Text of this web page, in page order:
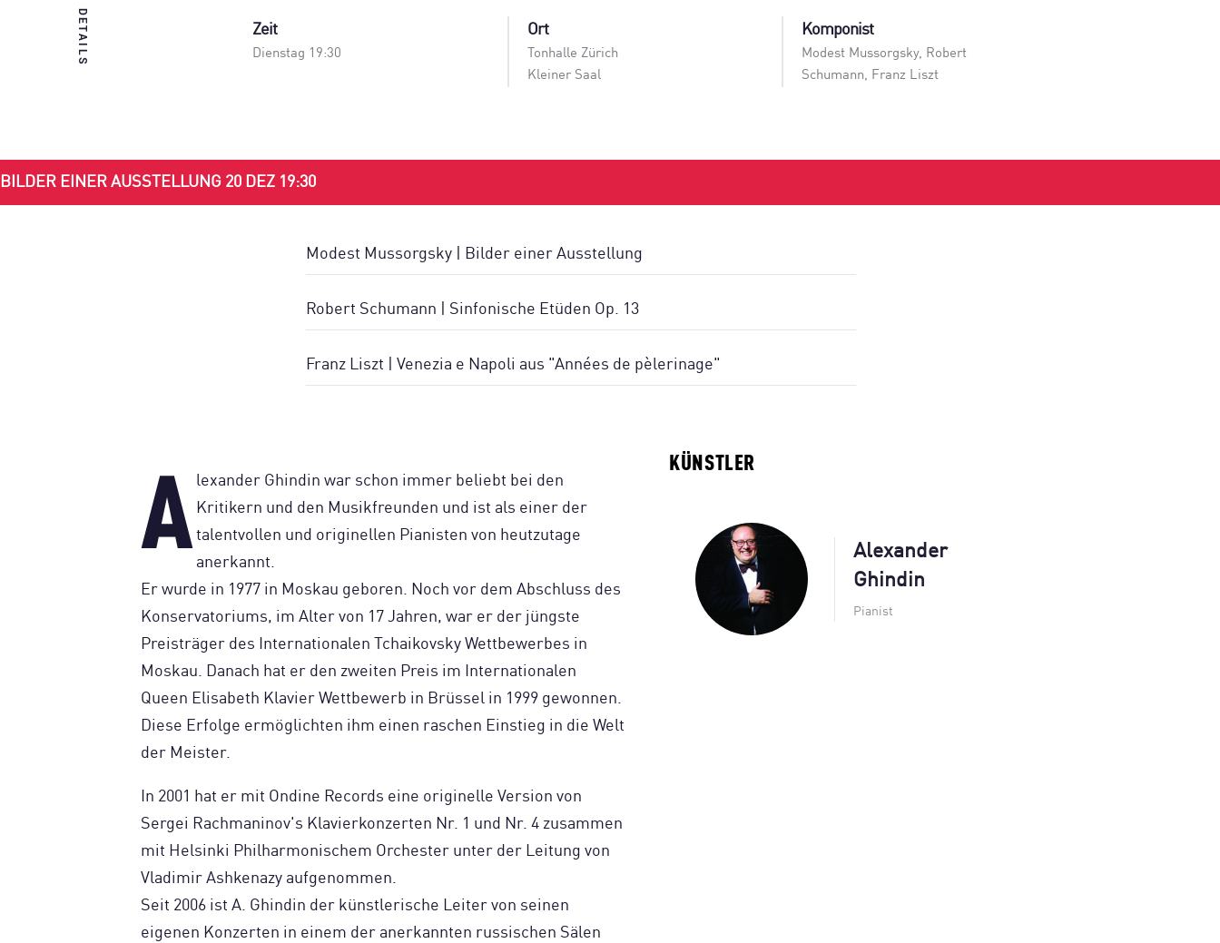
DETAILS Zeit
Dienstag 19:30
Ort
Tonhalle Zürich
Kleiner Saal
Komponist
Modest Mussorgsky, Robert
Schumann, Franz Liszt
BILDER EINER AUSSTELLUNG 20 DEZ 19:30
Modest Mussorgsky | Bilder einer Ausstellung
Robert Schumann | Sinfonische Etüden Op. 13
Franz Liszt | Venezia e Napoli aus "Années de pèlerinage"
A lexander Ghindin war schon immer beliebt bei den
Kritikern und den Musikfreunden und ist als einer der
talentvollen und originellen Pianisten von heutzutage
anerkannt.
Er wurde in 1977 in Moskau geboren. Noch vor dem Abschluss des
Konservatoriums, im Alter von 17 Jahren, war er der jüngste
Preisträger des Internationalen Tchaikovsky Wettbewerbes in
Moskau. Danach hat er den zweiten Preis im Internationalen
Queen Elisabeth Klavier Wettbewerb in Brüssel in 1999 gewonnen.
Diese Erfolge ermöglichten ihm einen raschen Einstieg in die Welt
der Meister.
In 2001 hat er mit Ondine Records eine originelle Version von
Sergei Rachmaninov's Klavierkonzerten Nr. 1 und Nr. 4 zusammen
mit Helsinki Philharmonischem Orchester unter der Leitung von
Vladimir Ashkenazy aufgenommen.
Seit 2006 ist A. Ghindin der künstlerische Leiter von seinen
eigenen Konzerten in einem der anerkannten russischen Sälen
KÜNSTLER
Alexander
Ghindin
Pianist